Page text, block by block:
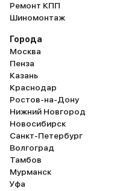
Ремонт КПП
Шиномонтаж
Города
Москва
Пенза
Казань
Краснодар
Ростов-на-Дону
Нижний Новгород
Новосибирск
Санкт-Петербург
Волгоград
Тамбов
Мурманск
Уфа